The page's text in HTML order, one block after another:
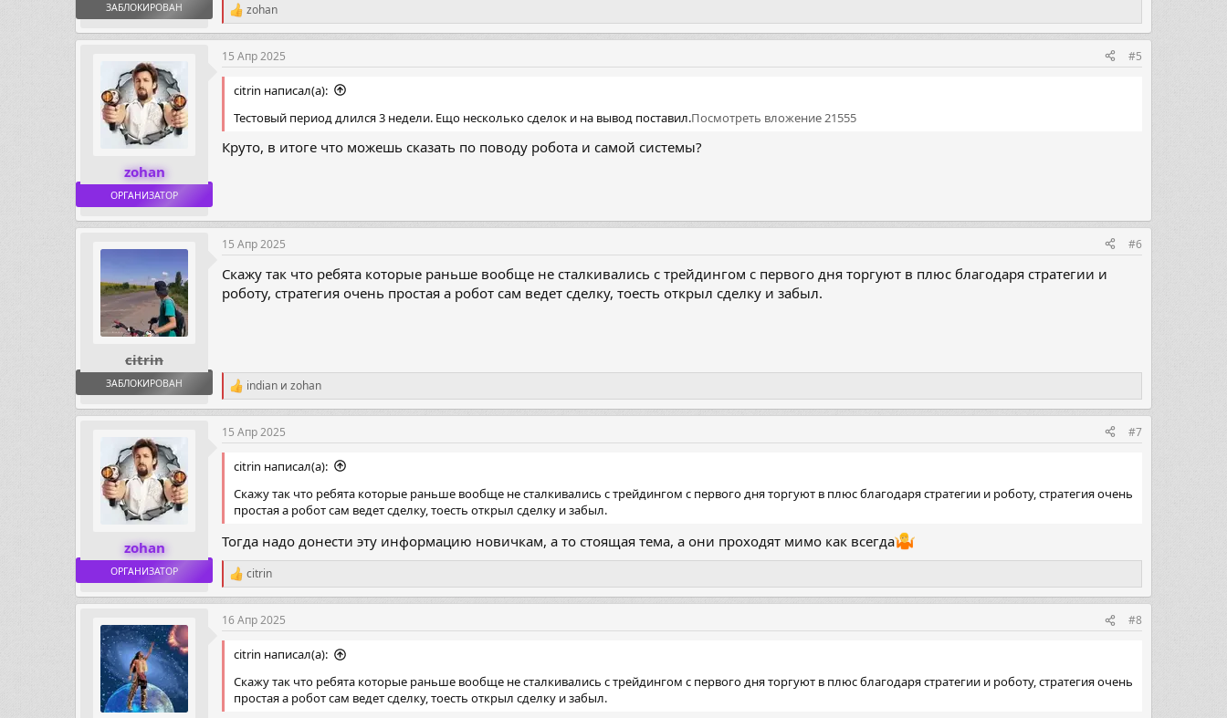
ЗАБЛОКИРОВАН
Р
е
а
к
и
zohan
zohan
ОРГАНИЗАТОР
15 Апр 2025 #5
citrin написал(а):
Тестовый период длился 3 недели. Ещо несколько сделок и на вывод поставил.Посмотреть вложение 21555
Круто, в итоге что можешь сказать по поводу робота и самой системы?
citrin
ЗАБЛОКИРОВАН
15 Апр 2025 #6
Скажу так что ребята которые раньше вообще не сталкивались с трейдингом с первого дня торгуют в плюс благодаря стратегии и
роботу, стратегия очень простая а робот сам ведет сделку, тоесть открыл сделку и забыл.
Р
е
а
к
и
indian и zohan
zohan
ОРГАНИЗАТОР
15 Апр 2025 #7
citrin написал(а):
Скажу так что ребята которые раньше вообще не сталкивались с трейдингом с первого дня торгуют в плюс благодаря стратегии и роботу, стратегия очень
простая а робот сам ведет сделку, тоесть открыл сделку и забыл.
Тогда надо донести эту информацию новичкам, а то стоящая тема, а они проходят мимо как всегда
Р
е
а
к
и
citrin
16 Апр 2025 #8
citrin написал(а):
Скажу так что ребята которые раньше вообще не сталкивались с трейдингом с первого дня торгуют в плюс благодаря стратегии и роботу, стратегия очень
простая а робот сам ведет сделку, тоесть открыл сделку и забыл.